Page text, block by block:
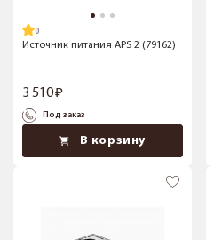
Источник питания APS 2 (79162)
3 510
Под заказ
В корзину